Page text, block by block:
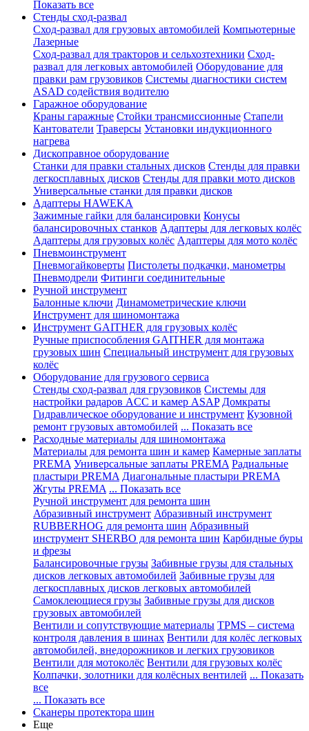
Показать все
Стенды сход-развал
Сход-развал для грузовых автомобилей Компьютерные
Лазерные
Сход-развал для тракторов и сельхозтехники Сход-
развал для легковых автомобилей Оборудование для
правки рам грузовиков Системы диагностики систем
ASAD содействия водителю
Гаражное оборудование
Краны гаражные Стойки трансмиссионные Стапели
Кантователи Траверсы Установки индукционного
нагрева
Дископравное оборудование
Станки для правки стальных дисков Стенды для правки
легкосплавных дисков Стенды для правки мото дисков
Универсальные станки для правки дисков
Адаптеры HAWEKA
Зажимные гайки для балансировки Конусы
балансировочных станков Адаптеры для легковых колёс
Адаптеры для грузовых колёс Адаптеры для мото колёс
Пневмоинструмент
Пневмогайковерты Пистолеты подкачки, манометры
Пневмодрели Фитинги соединительные
Ручной инструмент
Балонные ключи Динамометрические ключи
Инструмент для шиномонтажа
Инструмент GAITHER для грузовых колёс
Ручные приспособления GAITHER для монтажа
грузовых шин Специальный инструмент для грузовых
колёс
Оборудование для грузового сервиса
Стенды сход-развал для грузовиков Системы для
настройки радаров ACC и камер ASAP Домкраты
Гидравлическое оборудование и инструмент Кузовной
ремонт грузовых автомобилей ... Показать все
Расходные материалы для шиномонтажа
Материалы для ремонта шин и камер Камерные заплаты
PREMA Универсальные заплаты PREMA Радиальные
пластыри PREMA Диагональные пластыри PREMA
Жгуты PREMA ... Показать все
Ручной инструмент для ремонта шин
Абразивный инструмент Абразивный инструмент
RUBBERHOG для ремонта шин Абразивный
инструмент SHERBO для ремонта шин Карбидные буры
и фрезы
Балансировочные грузы Забивные грузы для стальных
дисков легковых автомобилей Забивные грузы для
легкосплавных дисков легковых автомобилей
Самоклеющиеся грузы Забивные грузы для дисков
грузовых автомобилей
Вентили и сопутствующие материалы TPMS – система
контроля давления в шинах Вентили для колёс легковых
автомобилей, внедорожников и легких грузовиков
Вентили для мотоколёс Вентили для грузовых колёс
Колпачки, золотники для колёсных вентилей ... Показать
все
... Показать все
Сканеры протектора шин
Еще